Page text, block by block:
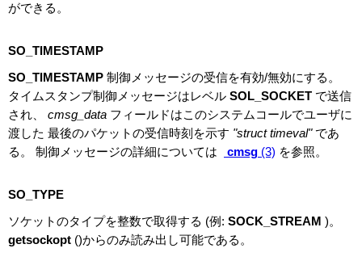
ができる。
SO_TIMESTAMP
SO_TIMESTAMP 制御メッセージの受信を有効/無効にする。
タイムスタンプ制御メッセージはレベル SOL_SOCKET で送信
され、 cmsg_data フィールドはこのシステムコールでユーザに
渡した 最後のパケットの受信時刻を示す "struct timeval"であ
る。 制御メッセージの詳細については
cmsg (3) を参照。
SO_TYPE
ソケットのタイプを整数で取得する (例: SOCK_STREAM )。
getsockopt ()からのみ読み出し可能である。